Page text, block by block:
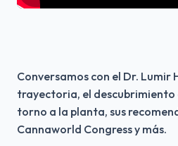
Conversamos con el Dr.
trayectoria, el
torno a la planta, sus
Cannaworld Congress y más.